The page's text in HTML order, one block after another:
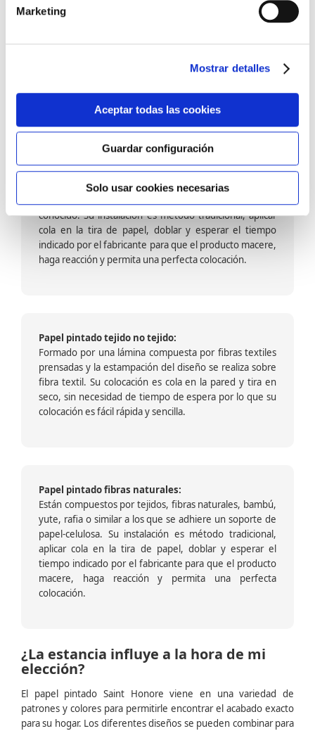
Marketing
Mostrar detalles
Aceptar todas las cookies
Guardar configuración
Solo usar cookies necesarias
barniz multiadherente en base agua. En zonas de
fuegos, se recomienda proteger con placas, silestone,
dado que el frotar en exceso dañaría el papel. Su
colocación es cola en la pared y tira en seco, sin
colocación es fácil rápida y sencilla.
Papel pintado calidad papel:
Formado por una capa de papel sobre un soporte de
conocido. Su instalación es método tradicional, aplicar
cola en la tira de papel, doblar y esperar el tiempo
indicado por el fabricante para que el producto macere,
haga reacción y permita una perfecta colocación.
Papel pintado tejido no tejido:
Formado por una lámina compuesta por fibras textiles
prensadas y la estampación del diseño se realiza sobre
fibra textil. Su colocación es cola en la pared y tira en
seco, sin necesidad de tiempo de espera por lo que su
colocación es fácil rápida y sencilla.
Papel pintado fibras naturales:
Están compuestos por tejidos, fibras naturales, bambú,
yute, rafia o similar a los que se adhiere un soporte de
papel-celulosa. Su instalación es método tradicional,
aplicar cola en la tira de papel, doblar y esperar el
tiempo indicado por el fabricante para que el producto
macere, haga reacción y permita una perfecta
colocación.
¿La estancia influye a la hora de mi
elección?
El papel pintado Saint Honore viene en una variedad de
patrones y colores para permitirle encontrar el acabado exacto
para su hogar. Los diferentes diseños se pueden combinar para